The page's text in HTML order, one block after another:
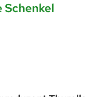
Schenkel